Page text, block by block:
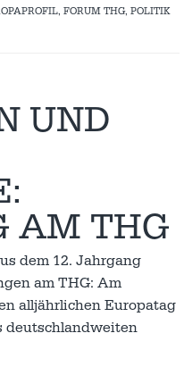
, FORUM THG, POLITIK
UND
AM THG
dem 12. Jahrgang
am THG: Am
alljährlichen Europatag
deutschlandweiten